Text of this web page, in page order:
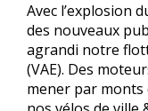
Avec l’explosion
des nouveaux
agrandi notre
(VAE). Des
mener par